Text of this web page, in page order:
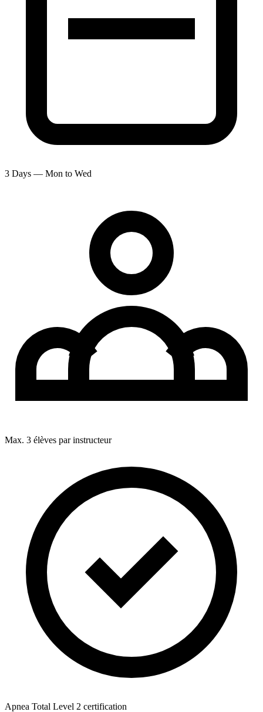
3 Days — Mon to Wed
Max. 3 élèves par instructeur
Apnea Total Level 2 certification